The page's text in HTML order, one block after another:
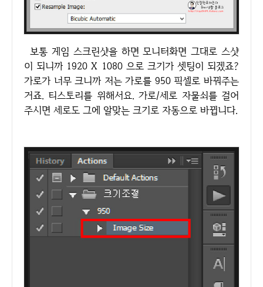
보통 게임 스크린샷을 하면 모니터화면 그대로 스샷
이 되니까 1920 X 1080 으로 크기가 셋팅이 되겠죠?
가로가 너무 크니까 저는 가로를 950 픽셀로 바꿔주는
거죠. 티스토리를 위해서요. 가로/세로 자물쇠를 걸어
주시면 세로도 그에 알맞는 크기로 자동으로 바뀝니다.